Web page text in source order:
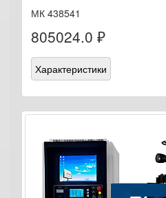
МК 438541
805024.0 ₽
Характеристики